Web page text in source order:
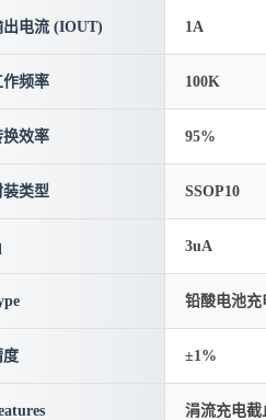
出电流 (IOUT) 1A
作频率 100K
换效率 95%
装类型 SSOP10
3uA
铅酸电池充
度 ±1%
涓流充电截